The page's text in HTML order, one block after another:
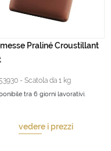
Praliné Croustillant
- Scatola da 1 kg
tra 6 giorni lavorativi.
vedere i prezzi